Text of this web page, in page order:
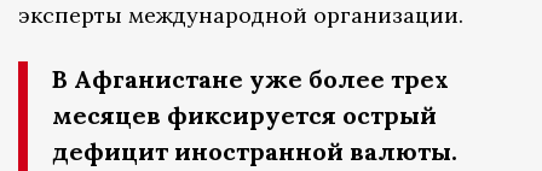
эксперты международной организации.
В Афганистане уже более трех
месяцев фиксируется острый
дефицит иностранной валюты.